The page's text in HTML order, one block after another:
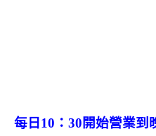
每日10：30開始營業到